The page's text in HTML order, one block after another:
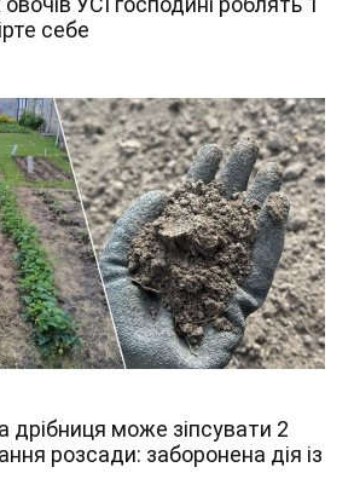
себе
дрібниця може зіпсувати 2
розсади: заборонена дія із